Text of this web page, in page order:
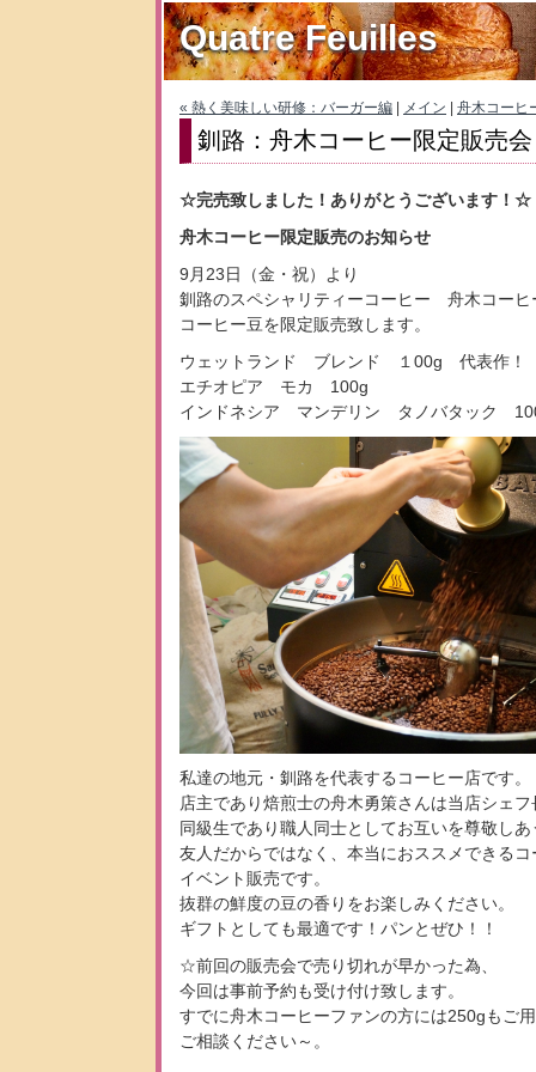
Quatre Feuilles
« 熱く美味しい研修：バーガー編 メイン 舟木コーヒ
釧路：舟木コーヒー限定販売会
☆完売致しました！ありがとうございます！☆
舟木コーヒー限定販売のお知らせ
9月23日（金・祝）より
釧路のスペシャリティーコーヒー 舟木コーヒ
コーヒー豆を限定販売致します。
ウェットランド ブレンド １00g 代表作！
エチオピア モカ 100g
インドネシア マンデリン タノバタック
私達の地元・釧路を代表するコーヒー店です。
店主であり焙煎士の舟木勇策さんは当店シェ
同級生であり職人同士としてお互いを尊敬しあ
友人だからではなく、本当におススメできる
イベント販売です。
抜群の鮮度の豆の香りをお楽しみください。
ギフトとしても最適です！パンとぜひ！！
☆前回の販売会で売り切れが早かった為、
今回は事前予約も受け付け致します。
すでに舟木コーヒーファンの方には250gもご
ご相談ください～。